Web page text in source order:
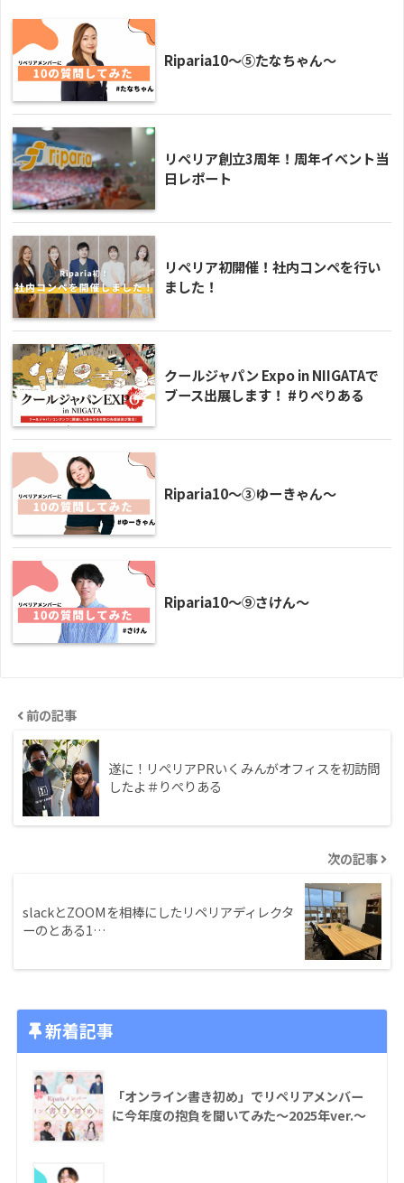
Riparia10〜⑤たなちゃん〜
リペリア創立3周年！周年イベント当
日レポート
リペリア初開催！社内コンペを行い
ました！
クールジャパン Expo in NIIGATAで
ブース出展します！ #りぺりある
Riparia10〜③ゆーきゃん〜
Riparia10〜⑨さけん〜
前の記事
遂に！リペリアPRいくみんがオフィスを初訪問
したよ＃りぺりある
次の記事
slackとZOOMを相棒にしたリペリアディレクタ
ーのとある1…
新着記事
「オンライン書き初め」でリペリアメンバー
に今年度の抱負を聞いてみた〜2025年ver.〜